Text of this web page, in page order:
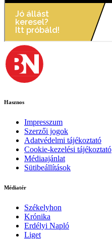
Hasznos
Impresszum
Szerzői jogok
Adatvédelmi tájékoztató
Cookie-kezelési tájékoztató
Médiaajánlat
Sütibeállítások
Médiatér
Székelyhon
Krónika
Erdélyi Napló
Liget